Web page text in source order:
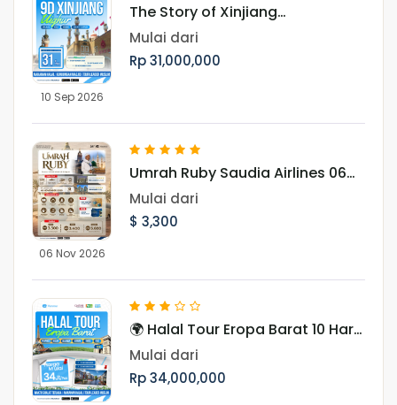
10 Sep 2026
The Story of Xinjiang
UighurMenjelajah Pesona Jalur
Sutra, Pegunungan Tianshan,
dan Budaya Muslim Uighur
Mulai dari
Rp 31,000,000
06 Nov 2026
Umrah Ruby Saudia Airlines 06
November 2026
Mulai dari
$ 3,300
🌍 Halal Tour Eropa Barat 10 Hari
Menjelajahi 7 Negara, Ikon Dunia,
dan Pesona Musim Gugur Eropa
Mulai dari
Rp 34,000,000